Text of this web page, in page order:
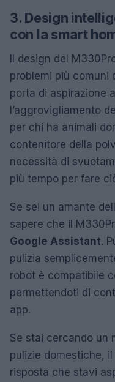
3. Design
con la smart
Il design del
problemi più comuni
porta di aspirazione
l’aggrovigliamento
per chi ha animali
contenitore della
necessità di
più tempo per fare
Se sei un amante
sapere che il
Google Assistant.
pulizia
robot è compatibile
permettendoti di
app.
Se stai cercando un
pulizie domestiche,
risposta che stavi